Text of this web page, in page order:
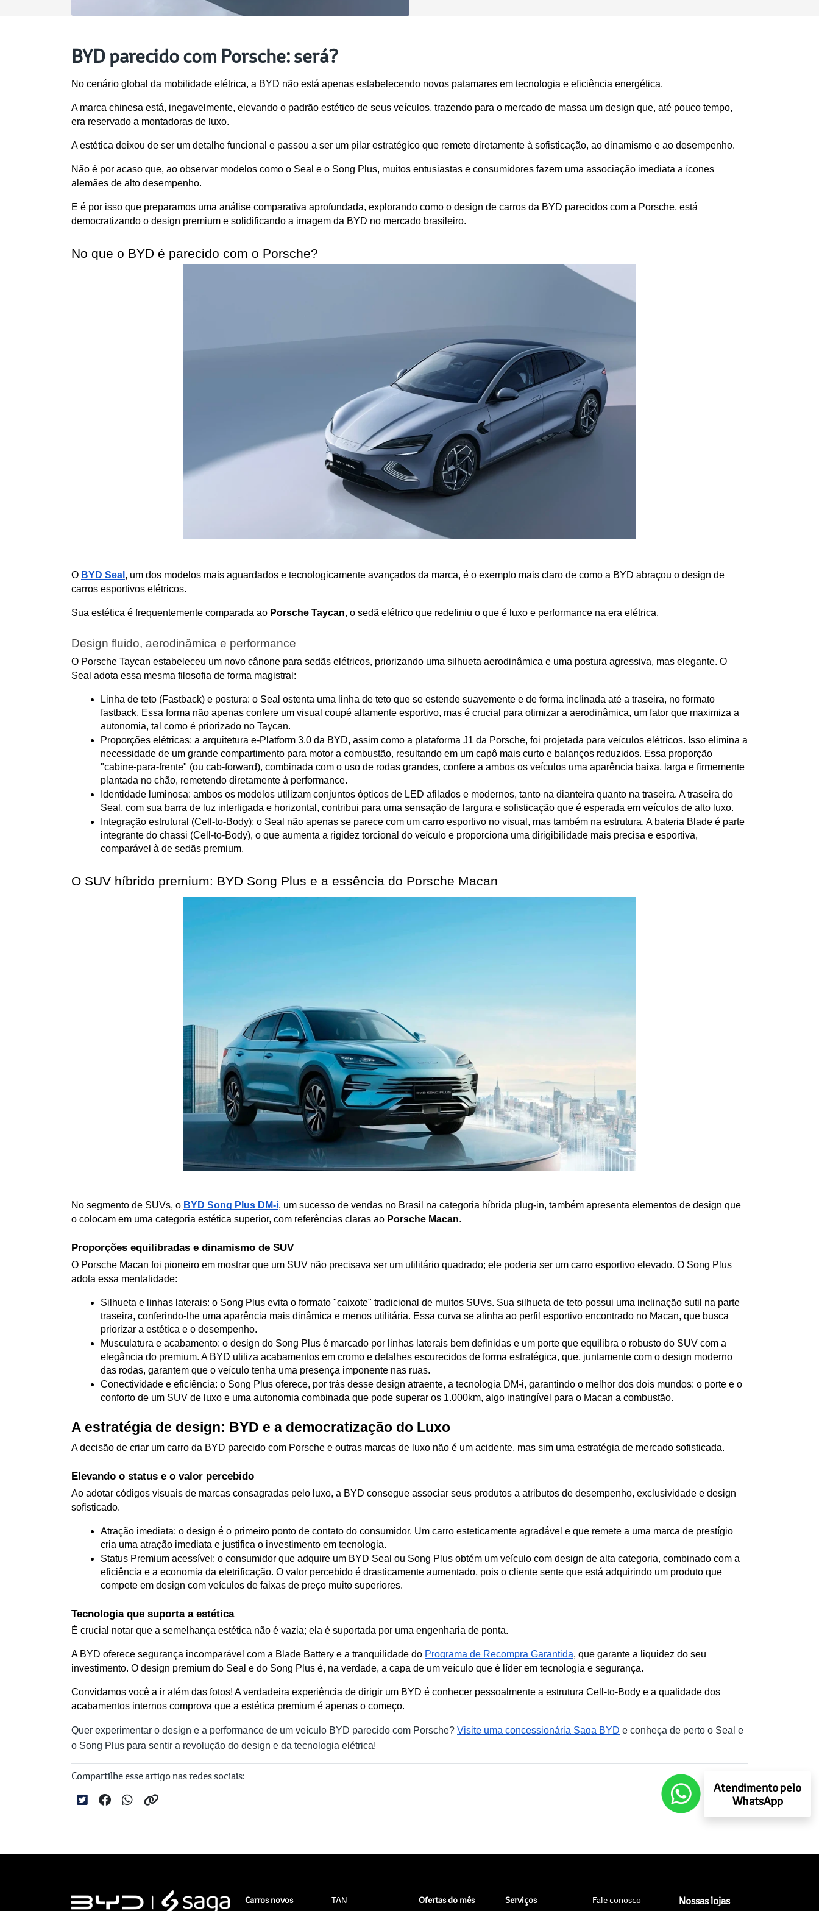
BYD parecido com Porsche: será?
No cenário global da mobilidade elétrica, a BYD não está apenas estabelecendo novos patamares em tecnologia e eficiência energética.
A marca chinesa está, inegavelmente, elevando o padrão estético de seus veículos, trazendo para o mercado de massa um design que, até pouco tempo,
era reservado a montadoras de luxo.
A estética deixou de ser um detalhe funcional e passou a ser um pilar estratégico que remete diretamente à sofisticação, ao dinamismo e ao desempenho.
Não é por acaso que, ao observar modelos como o Seal e o Song Plus, muitos entusiastas e consumidores fazem uma associação imediata a ícones
alemães de alto desempenho.
E é por isso que preparamos uma análise comparativa aprofundada, explorando como o design de carros da BYD parecidos com a Porsche, está
democratizando o design premium e solidificando a imagem da BYD no mercado brasileiro.
No que o BYD é parecido com o Porsche?
O BYD Seal , um dos modelos mais aguardados e tecnologicamente avançados da marca, é o exemplo mais claro de como a BYD abraçou o design de
carros esportivos elétricos.
Sua estética é frequentemente comparada ao Porsche Taycan, o sedã elétrico que redefiniu o que é luxo e performance na era elétrica.
Design fluido, aerodinâmica e performance
O Porsche Taycan estabeleceu um novo cânone para sedãs elétricos, priorizando uma silhueta aerodinâmica e uma postura agressiva, mas elegante. O
Seal adota essa mesma filosofia de forma magistral:
Linha de teto (Fastback) e postura: o Seal ostenta uma linha de teto que se estende suavemente e de forma inclinada até a traseira, no formato
fastback. Essa forma não apenas confere um visual coupé altamente esportivo, mas é crucial para otimizar a aerodinâmica, um fator que maximiza a
autonomia, tal como é priorizado no Taycan.
Proporções elétricas: a arquitetura e-Platform 3.0 da BYD, assim como a plataforma J1 da Porsche, foi projetada para veículos elétricos. Isso elimina a
necessidade de um grande compartimento para motor a combustão, resultando em um capô mais curto e balanços reduzidos. Essa proporção
"cabine-para-frente" (ou cab-forward), combinada com o uso de rodas grandes, confere a ambos os veículos uma aparência baixa, larga e firmemente
plantada no chão, remetendo diretamente à performance.
Identidade luminosa: ambos os modelos utilizam conjuntos ópticos de LED afilados e modernos, tanto na dianteira quanto na traseira. A traseira do
Seal, com sua barra de luz interligada e horizontal, contribui para uma sensação de largura e sofisticação que é esperada em veículos de alto luxo.
Integração estrutural (Cell-to-Body): o Seal não apenas se parece com um carro esportivo no visual, mas também na estrutura. A bateria Blade é parte
integrante do chassi (Cell-to-Body), o que aumenta a rigidez torcional do veículo e proporciona uma dirigibilidade mais precisa e esportiva,
comparável à de sedãs premium.
O SUV híbrido premium: BYD Song Plus e a essência do Porsche Macan
No segmento de SUVs, o BYD Song Plus DM-i, um sucesso de vendas no Brasil na categoria híbrida plug-in, também apresenta elementos de design que
o colocam em uma categoria estética superior, com referências claras ao Porsche Macan.
Proporções equilibradas e dinamismo de SUV
O Porsche Macan foi pioneiro em mostrar que um SUV não precisava ser um utilitário quadrado; ele poderia ser um carro esportivo elevado. O Song Plus
adota essa mentalidade:
Silhueta e linhas laterais: o Song Plus evita o formato "caixote" tradicional de muitos SUVs. Sua silhueta de teto possui uma inclinação sutil na parte
traseira, conferindo-lhe uma aparência mais dinâmica e menos utilitária. Essa curva se alinha ao perfil esportivo encontrado no Macan, que busca
priorizar a estética e o desempenho.
Musculatura e acabamento: o design do Song Plus é marcado por linhas laterais bem definidas e um porte que equilibra o robusto do SUV com a
elegância do premium. A BYD utiliza acabamentos em cromo e detalhes escurecidos de forma estratégica, que, juntamente com o design moderno
das rodas, garantem que o veículo tenha uma presença imponente nas ruas.
Conectividade e eficiência: o Song Plus oferece, por trás desse design atraente, a tecnologia DM-i, garantindo o melhor dos dois mundos: o porte e o
conforto de um SUV de luxo e uma autonomia combinada que pode superar os 1.000km, algo inatingível para o Macan a combustão.
A estratégia de design: BYD e a democratização do Luxo
A decisão de criar um carro da BYD parecido com Porsche e outras marcas de luxo não é um acidente, mas sim uma estratégia de mercado sofisticada.
Elevando o status e o valor percebido
Ao adotar códigos visuais de marcas consagradas pelo luxo, a BYD consegue associar seus produtos a atributos de desempenho, exclusividade e design
sofisticado.
Atração imediata: o design é o primeiro ponto de contato do consumidor. Um carro esteticamente agradável e que remete a uma marca de prestígio
cria uma atração imediata e justifica o investimento em tecnologia.
Status Premium acessível: o consumidor que adquire um BYD Seal ou Song Plus obtém um veículo com design de alta categoria, combinado com a
eficiência e a economia da eletrificação. O valor percebido é drasticamente aumentado, pois o cliente sente que está adquirindo um produto que
compete em design com veículos de faixas de preço muito superiores.
Tecnologia que suporta a estética
É crucial notar que a semelhança estética não é vazia; ela é suportada por uma engenharia de ponta.
A BYD oferece segurança incomparável com a Blade Battery e a tranquilidade do Programa de Recompra Garantida, que garante a liquidez do seu
investimento. O design premium do Seal e do Song Plus é, na verdade, a capa de um veículo que é líder em tecnologia e segurança.
Convidamos você a ir além das fotos! A verdadeira experiência de dirigir um BYD é conhecer pessoalmente a estrutura Cell-to-Body e a qualidade dos
acabamentos internos comprova que a estética premium é apenas o começo.
Quer experimentar o design e a performance de um veículo BYD parecido com Porsche? Visite uma concessionária Saga BYD e conheça de perto o Seal e
o Song Plus para sentir a revolução do design e da tecnologia elétrica!
Compartilhe esse artigo nas redes sociais:
Carros novos TAN Ofertas do mês Serviços Fale conosco Nossas lojas
Atendimento pelo
WhatsApp